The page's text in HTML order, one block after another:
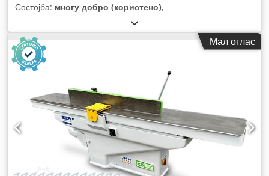
Состојба: многу добро (користено),
Мал оглас